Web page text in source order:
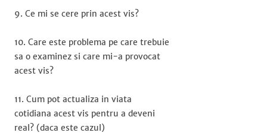
9. Ce mi se cere prin acest vis?
10. Care este problema pe care trebuie
sa o examinez si care mi-a provocat
acest vis?
11. Cum pot actualiza in viata
cotidiana acest vis pentru a deveni
real? (daca este cazul)